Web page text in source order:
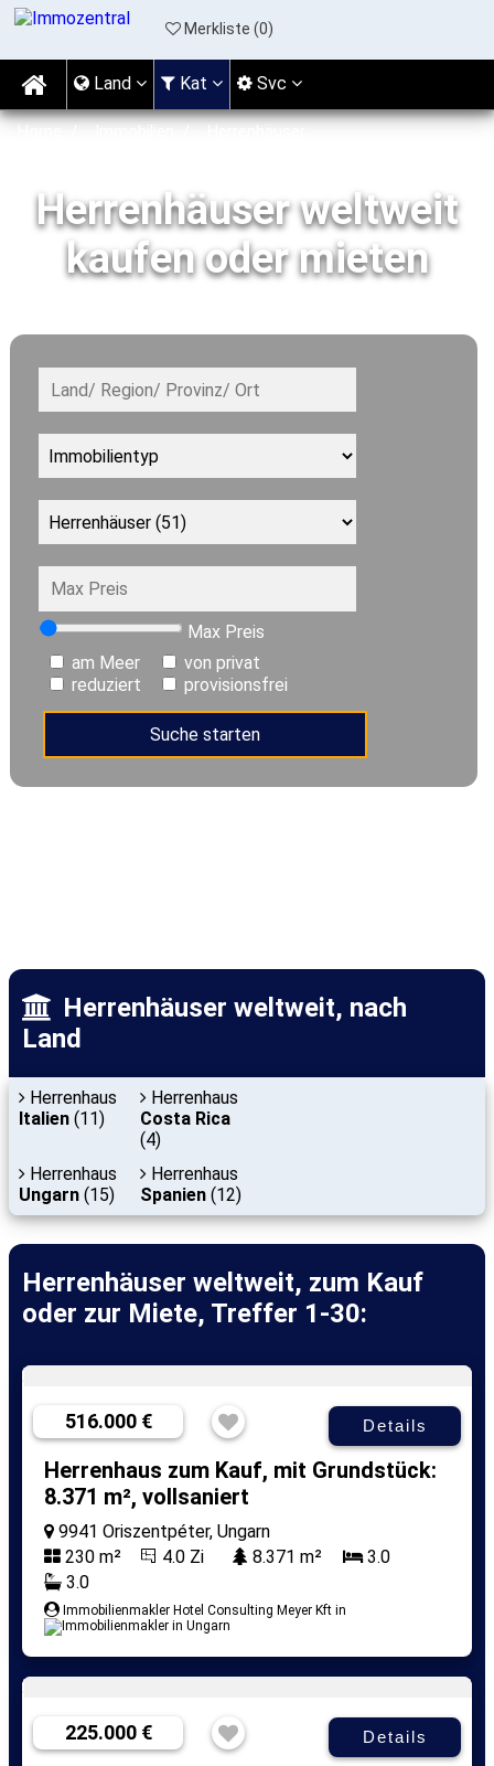
Herrenhäuser weltweit
kaufen oder mieten
Max Preis
am Meer
reduziert
von privat
provisionsfrei
Merkliste (0)
Land Kat Svc
Herrenhäuser weltweit, nach
Land
Herrenhaus
Italien (11)
Herrenhaus
Costa Rica
(4)
Herrenhaus
Ungarn (15)
Herrenhaus
Spanien (12)
Herrenhäuser weltweit, zum Kauf
oder zur Miete, Treffer 1-30:
516.000 € Details
Herrenhaus zum Kauf, mit Grundstück:
8.371 m², vollsaniert
9941 Oriszentpéter, Ungarn
230 m²
4.0 Zi 8.371 m²
3.0
3.0
Immobilienmakler Hotel Consulting Meyer Kft in
225.000 € Details